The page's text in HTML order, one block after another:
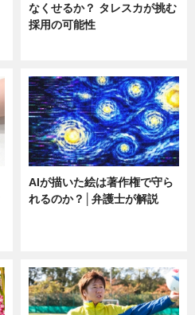
なくせるか？ タレスカが挑む
採用の可能性
AIが描いた絵は著作権で守ら
れるのか？│弁護士が解説